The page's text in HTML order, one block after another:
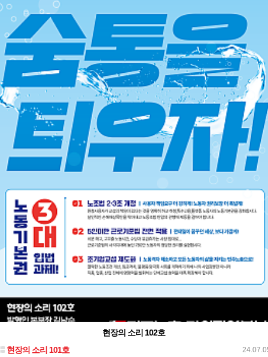
현장의 소리 102호
현장의 소리 101호